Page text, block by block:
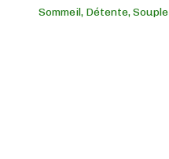
Sommeil, Détente,